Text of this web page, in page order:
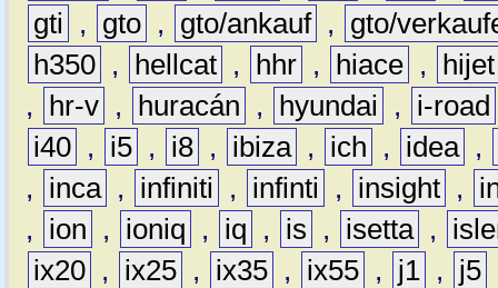
gti
, gto , gto/ankauf ,
gto/
h350 , hellcat , hhr , hiace ,
hijet
,
hr-v , huracán , hyundai ,
i-road
i40 , i5 , i8 , ibiza , ich , idea ,
,
inca , infiniti , infinti , insight ,
,
ion , ioniq , iq , is , isetta ,
ix20 , ix25 , ix35 , ix55 , j1 , j5